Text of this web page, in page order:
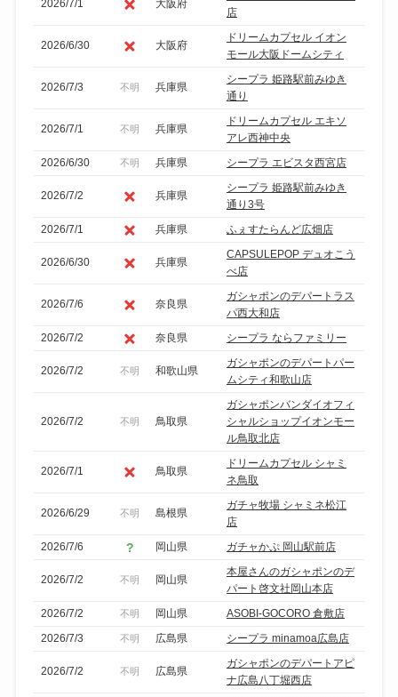
2026/7/1 大阪府
店
2026/6/30 大阪府
ドリームカプセル イオン
モール大阪ドームシティ
2026/7/3 不明 兵庫県
シープラ 姫路駅前みゆき
通り
2026/7/1 不明 兵庫県
ドリームカプセル エキソ
アレ西神中央
2026/6/30
不明 兵庫県 シープラ エビスタ西宮店
2026/7/2 兵庫県
シープラ 姫路駅前みゆき
通り3号
2026/7/1
兵庫県 ふぇすたらんど広畑店
2026/6/30 兵庫県
CAPSULEPOP デュオこう
べ店
2026/7/6 奈良県
ガシャポンのデパートラス
パ西大和店
2026/7/2
奈良県 シープラ ならファミリー
2026/7/2 不明 和歌山県
ガシャポンのデパートパー
ムシティ和歌山店
2026/7/2 不明 鳥取県
ガシャポンバンダイオフィ
シャルショップイオンモー
ル鳥取北店
2026/7/1 鳥取県
ドリームカプセル シャミ
ネ鳥取
2026/6/29 不明 島根県
ガチャ牧場 シャミネ松江
店
2026/7/6
岡山県 ガチャかぷ 岡山駅前店
2026/7/2 不明 岡山県
本屋さんのガシャポンのデ
パート啓文社岡山本店
2026/7/2
不明 岡山県
ASOBI-GOCORO 倉敷店
2026/7/3
不明 広島県 シープラ minamoa広島店
2026/7/2 不明 広島県
ガシャポンのデパートアピ
ナ広島八丁堀西店